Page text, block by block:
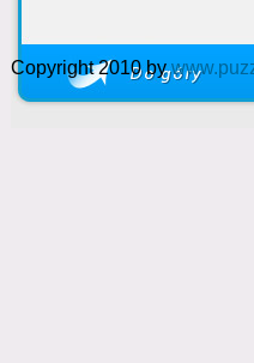
Copyright 2010 by